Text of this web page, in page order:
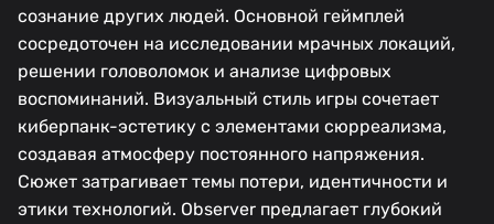
сознание других людей. Основной геймплей
сосредоточен на исследовании мрачных локаций,
решении головоломок и анализе цифровых
воспоминаний. Визуальный стиль игры сочетает
киберпанк-эстетику с элементами сюрреализма,
создавая атмосферу постоянного напряжения.
Сюжет затрагивает темы потери, идентичности и
этики технологий. Observer предлагает глубокий